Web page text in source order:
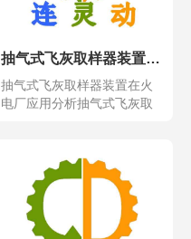
抽气式飞灰取样器装置在火电厂应用分析
抽气式飞灰取样器装置在火
电厂应用分析抽气式飞灰取